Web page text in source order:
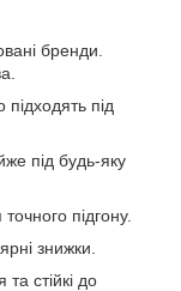
бренди.
під
під будь-яку
підгону.
знижки.
стійкі до